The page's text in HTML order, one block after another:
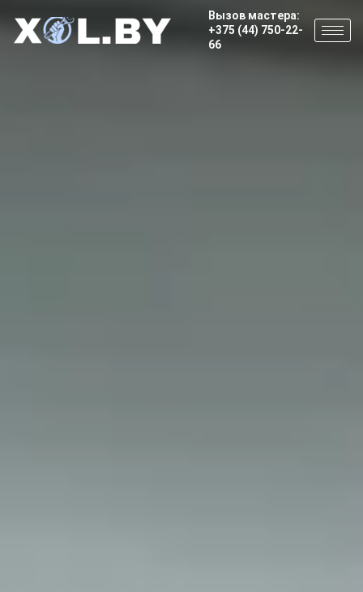
Вызов мастера:
+375 (44) 750-22-
66